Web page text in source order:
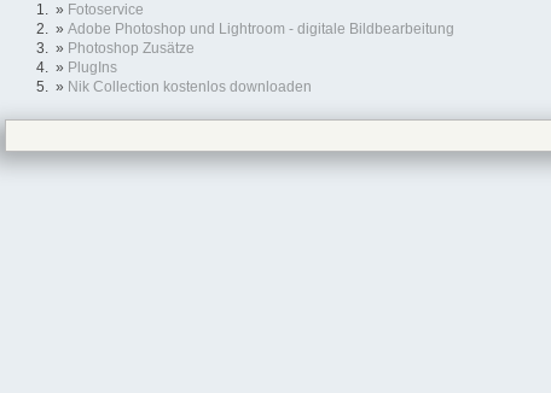
» Fotoservice
» Adobe Photoshop und Lightroom - digitale Bildbearbeitung
» Photoshop Zusätze
» PlugIns
» Nik Collection kostenlos downloaden